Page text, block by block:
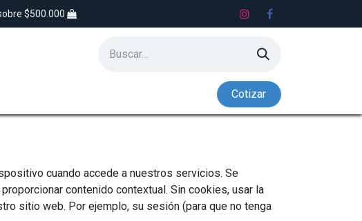
$500.000
NADO CONTRACORRIENTE
Co​​tiz​​​​​​​​​​ar
cuando accede a nuestros servicios. Se
contenido contextual. Sin cookies, usar la
sitio web. Por ejemplo, su sesión (para que no tenga